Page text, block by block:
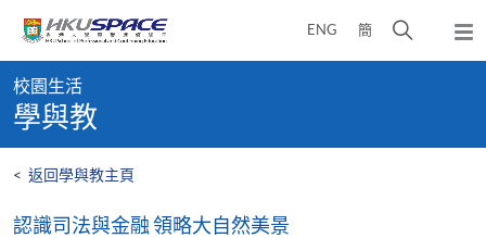
content
ENG 簡
開
彈
出
content
start
校園生活
學與教
< 返回學與教主頁
認識司法與金融 領略大自然美景